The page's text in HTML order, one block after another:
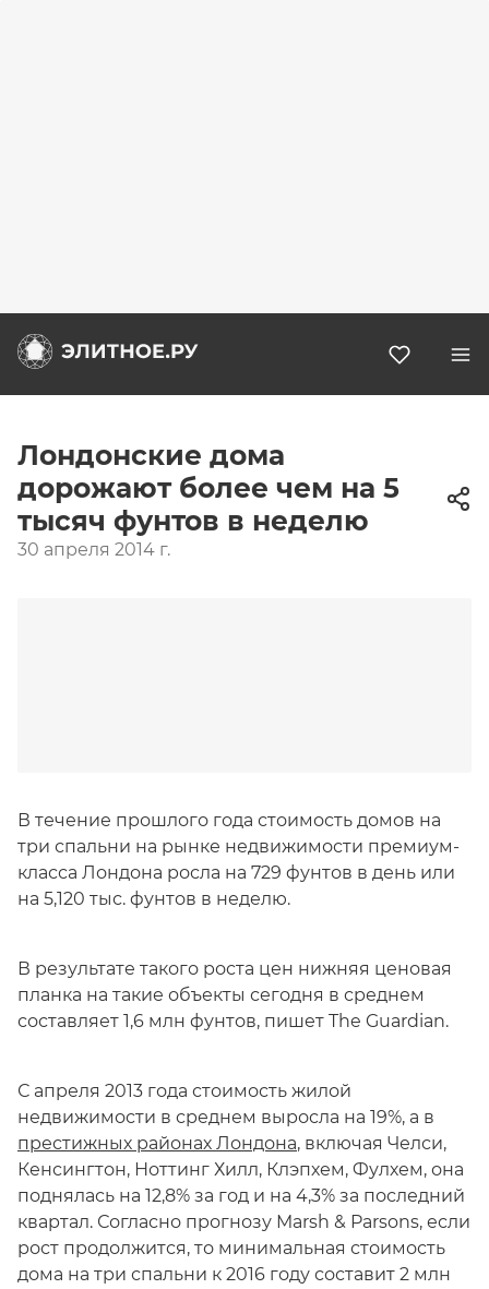
Лондонские дома
дорожают более чем на 5
тысяч фунтов в неделю
30 апреля 2014 г.
В течение прошлого года стоимость домов на
три спальни на рынке недвижимости премиум-
класса Лондона росла на 729 фунтов в день или
на 5,120 тыс. фунтов в неделю.
В результате такого роста цен нижняя ценовая
планка на такие объекты сегодня в среднем
составляет 1,6 млн фунтов, пишет The Guardian.
С апреля 2013 года стоимость жилой
недвижимости в среднем выросла на 19%, а в
престижных районах Лондона, включая Челси,
Кенсингтон, Ноттинг Хилл, Клэпхем, Фулхем, она
поднялась на 12,8% за год и на 4,3% за последний
квартал. Согласно прогнозу Marsh & Parsons, если
рост продолжится, то минимальная стоимость
дома на три спальни к 2016 году составит 2 млн